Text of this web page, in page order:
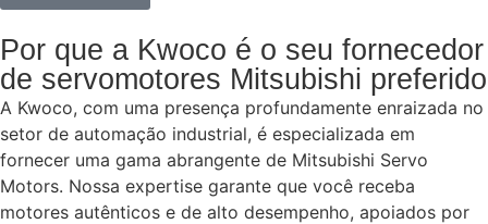
Por que a Kwoco é o seu fornecedor
de servomotores Mitsubishi preferido
A Kwoco, com uma presença profundamente enraizada no
setor de automação industrial, é especializada em
fornecer uma gama abrangente de Mitsubishi Servo
Motors. Nossa expertise garante que você receba
motores autênticos e de alto desempenho, apoiados por